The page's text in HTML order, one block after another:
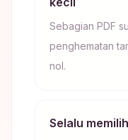
Sebagian PDF
penghematan
nol.
Selalu